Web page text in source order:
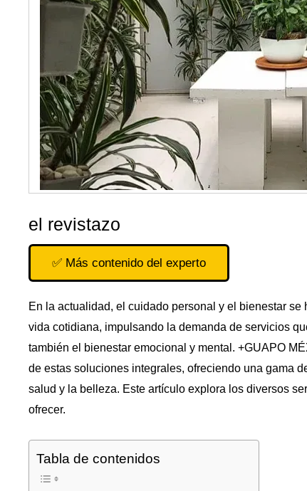
el revistazo
✅ Más contenido del experto
En la actualidad, el cuidado personal y el bienestar
vida cotidiana, impulsando la demanda de servicios
también el bienestar emocional y mental. +GUAPO
de estas soluciones integrales, ofreciendo una gama
salud y la belleza. Este artículo explora los diversos
ofrecer.
Tabla de contenidos